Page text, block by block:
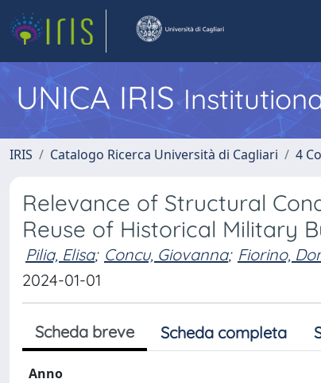
UNICA IRIS
IRIS Catalogo Ricerca Università di Cagliari 4
Relevance of Structural
Reuse of Historical Military
Pilia, Elisa; Concu, Giovanna; Fiorino,
2024-01-01
Scheda breve Scheda completa
Anno